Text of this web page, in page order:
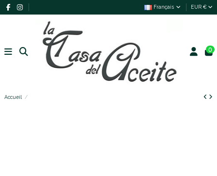
Français EUR €
0
Accueil